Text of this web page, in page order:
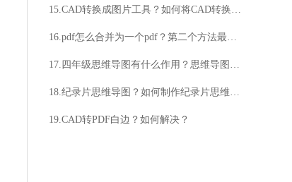
15.CAD转换成图片工具？如何将CAD转换成图片工具？
16.pdf怎么合并为一个pdf？第二个方法最好用
17.四年级思维导图有什么作用？思维导图适合四年级学生吗？
18.纪录片思维导图？如何制作纪录片思维导图？
19.CAD转PDF白边？如何解决？